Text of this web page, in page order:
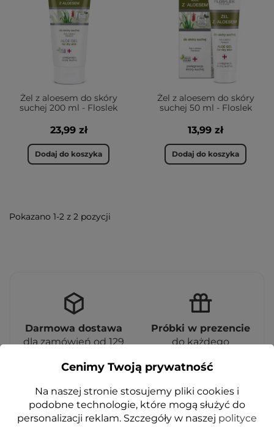
Żel z aloesem do skóry
suchej 200 ml - Floslek
23,99 zł
Dodaj do koszyka
Żel z aloesem do skóry
suchej 50 ml - Floslek
13,99 zł
Dodaj do koszyka
Pokazano 1-2 z 2 pozycji
Darmowa dostawa
dla zamówień od 129
Próbki w prezencie
do każdego
Cenimy Twoją prywatność
Na naszej stronie stosujemy pliki cookies i
podobne technologie, które mogą służyć do
personalizacji reklam. Szczegóły w naszej polityce